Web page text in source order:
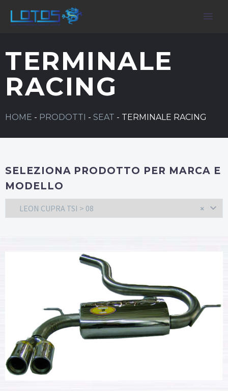
TERMINALE
RACING
HOME - PRODOTTI - SEAT - TERMINALE RACING
SELEZIONA PRODOTTO PER MARCA E
MODELLO
×
LEON CUPRA TSI > 08